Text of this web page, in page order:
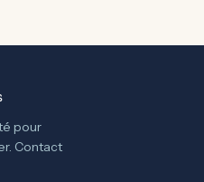
pour
Contact